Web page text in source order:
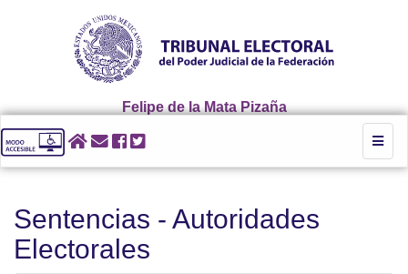
Felipe de la Mata Pizaña
Sentencias - Autoridades
Electorales